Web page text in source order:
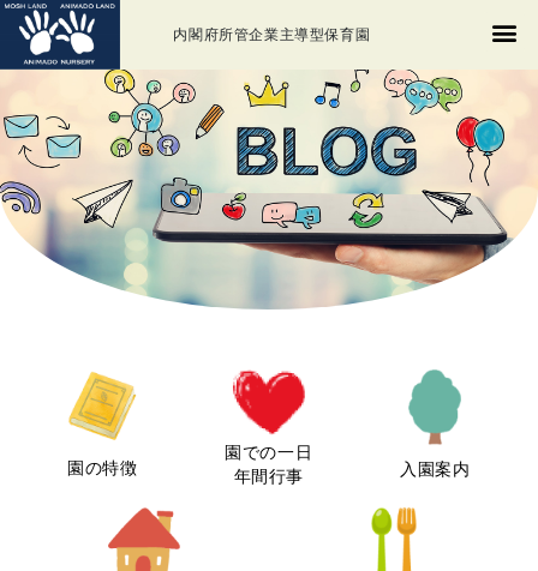
内閣府所管企業主導型保育園
園の特徴
園での一日
年間行事
入園案内